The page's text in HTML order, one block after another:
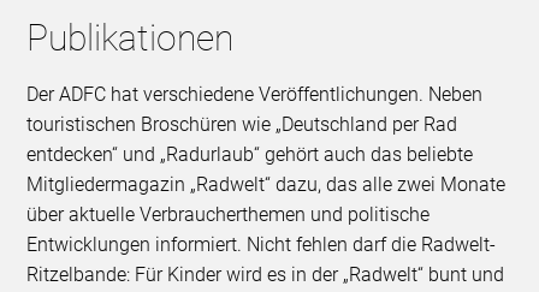
Publikationen
Der ADFC hat verschiedene Veröffentlichungen. Neben
touristischen Broschüren wie „Deutschland per Rad
entdecken“ und „Radurlaub“ gehört auch das beliebte
Mitgliedermagazin „Radwelt“ dazu, das alle zwei Monate
über aktuelle Verbraucherthemen und politische
Entwicklungen informiert. Nicht fehlen darf die Radwelt-
Ritzelbande: Für Kinder wird es in der „Radwelt“ bunt und